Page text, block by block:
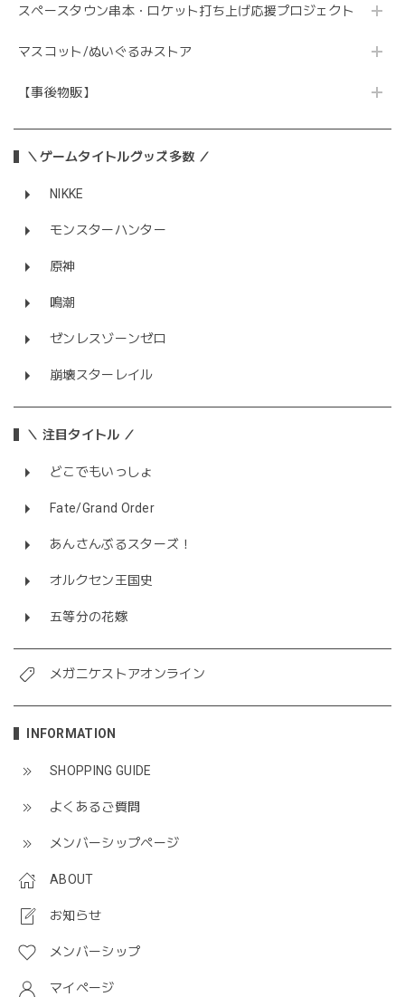
スペースタウン串本・ロケット打ち上げ応援プロジェクト
マスコット/ぬいぐるみストア
【事後物販】
＼ゲームタイトルグッズ多数 ／
NIKKE
モンスターハンター
原神
鳴潮
ゼンレスゾーンゼロ
崩壊スターレイル
＼ 注目タイトル ／
どこでもいっしょ
Fate/Grand Order
あんさんぶるスターズ！
オルクセン王国史
五等分の花嫁
メガニケストアオンライン
INFORMATION
SHOPPING GUIDE
よくあるご質問
メンバーシップページ
ABOUT
お知らせ
メンバーシップ
マイページ